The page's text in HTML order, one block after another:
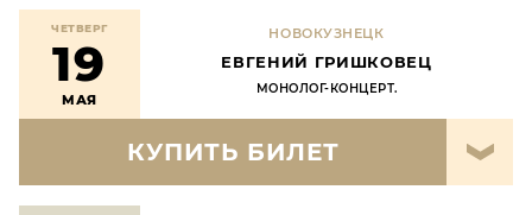
ЧЕТВЕРГ
19
МАЯ
НОВОКУЗНЕЦК
ЕВГЕНИЙ ГРИШКОВЕЦ
МОНОЛОГ-КОНЦЕРТ.
КУПИТЬ БИЛЕТ